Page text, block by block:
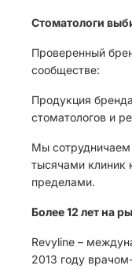
Стоматологи
Проверенный
сообществе:
Продукция
стоматологов и
Мы сотрудничаем
тысячами клиник
пределами.
Более 12 лет на
Revyline –
2013 году